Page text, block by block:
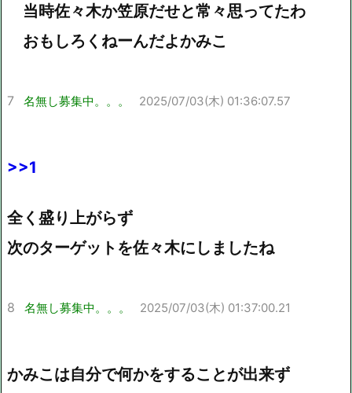
当時佐々木か笠原だせと常々思ってたわ
おもしろくねーんだよかみこ
7 名無し募集中。。。 2025/07/03(木) 01:36:07.57
>>1
全く盛り上がらず
次のターゲットを佐々木にしましたね
8 名無し募集中。。。 2025/07/03(木) 01:37:00.21
かみこは自分で何かをすることが出来ず